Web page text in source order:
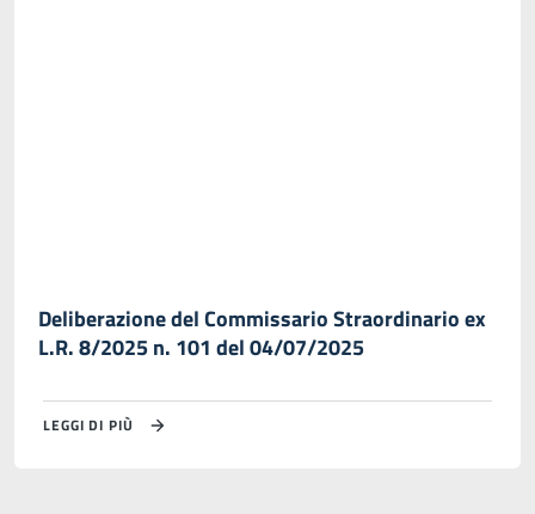
Deliberazione del Commissario Straordinario ex
L.R. 8/2025 n. 101 del 04/07/2025
LEGGI DI PIÙ